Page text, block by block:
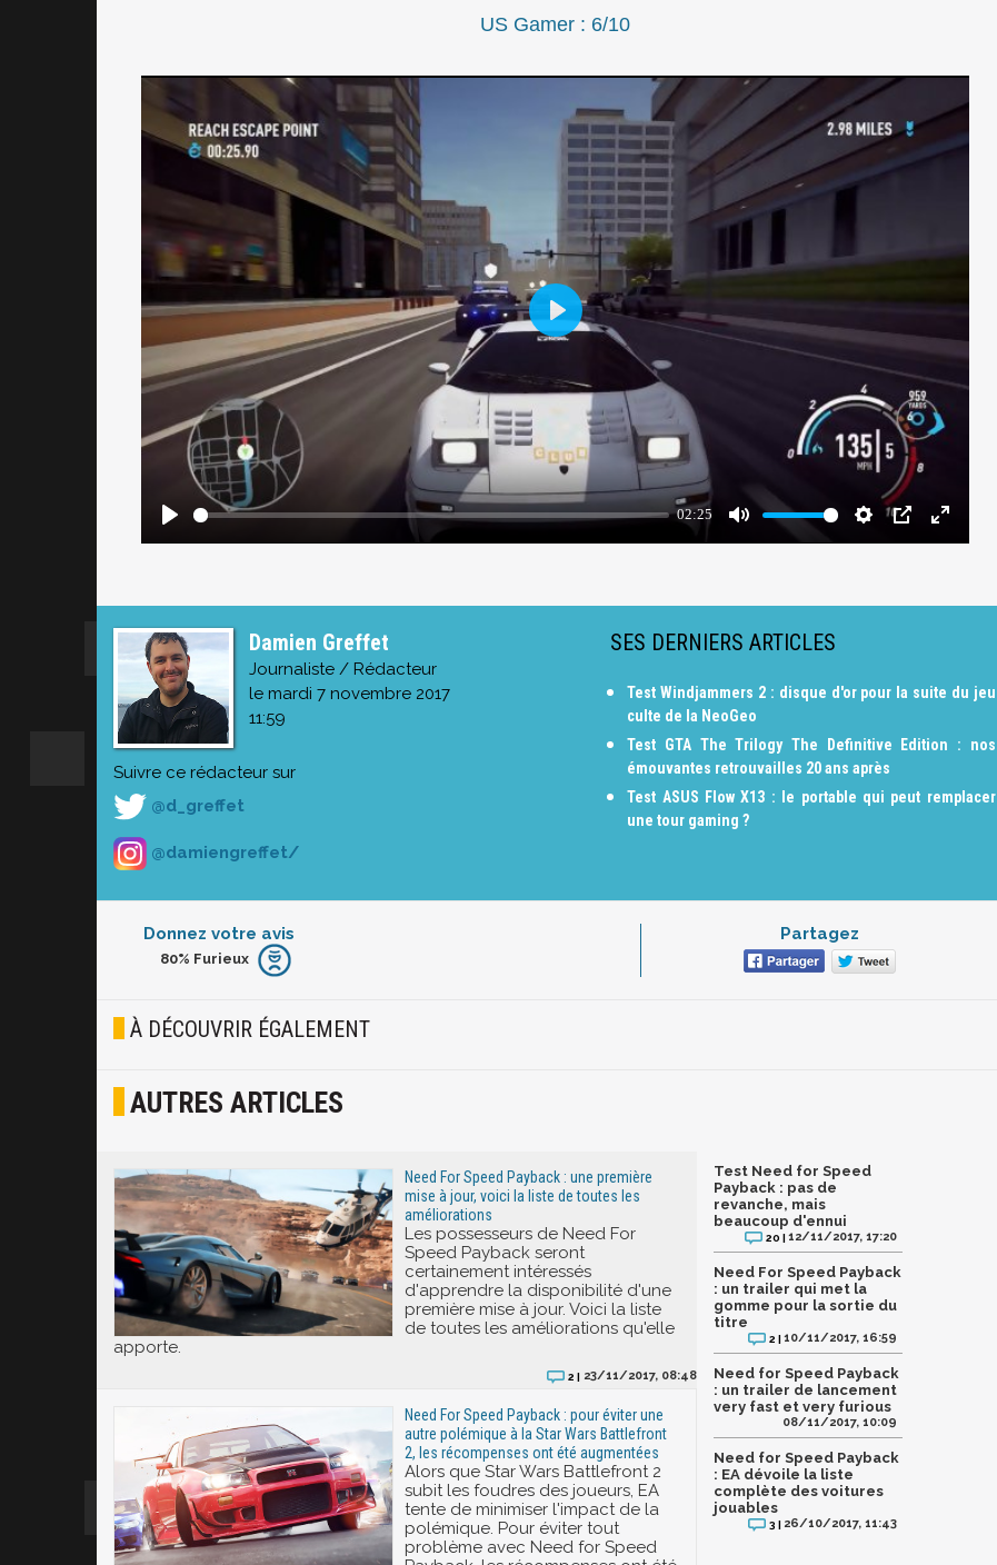
US Gamer : 6/10
Damien Greffet
Journaliste / Rédacteur
le mardi 7 novembre 2017
11:59
Suivre ce rédacteur sur
@d_greffet
@damiengreffet/
SES DERNIERS ARTICLES
Test Windjammers 2 : disque d'or pour la suite du jeu
culte de la NeoGeo
Test GTA The Trilogy The Definitive Edition : nos
émouvantes retrouvailles 20 ans après
Test ASUS Flow X13 : le portable qui peut remplacer
une tour gaming ?
Donnez votre avis
Furieux
Joyeux
80% Furieux
Partagez
À DÉCOUVRIR ÉGALEMENT
AUTRES ARTICLES
Need For Speed Payback : une première
mise à jour, voici la liste de toutes les
améliorations
Les possesseurs de Need For
Speed Payback seront
certainement intéressés
d'apprendre la disponibilité d'une
première mise à jour. Voici la liste
de toutes les améliorations qu'elle
apporte.
2 | 23/11/2017, 08:48
Need For Speed Payback : pour éviter une
autre polémique à la Star Wars Battlefront
2, les récompenses ont été augmentées
Alors que Star Wars Battlefront 2
subit les foudres des joueurs, EA
tente de minimiser l'impact de la
polémique. Pour éviter tout
problème avec Need for Speed
Test Need for Speed
Payback : pas de
revanche, mais
beaucoup d'ennui
20 |12/11/2017, 17:20
Need For Speed Payback
: un trailer qui met la
gomme pour la sortie du
titre
2 |10/11/2017, 16:59
Need for Speed Payback
: un trailer de lancement
very fast et very furious
08/11/2017, 10:09
Need for Speed Payback
: EA dévoile la liste
complète des voitures
jouables
3 | 26/10/2017, 11:43